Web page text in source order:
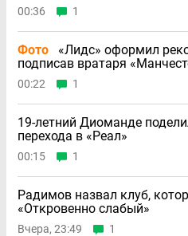
00:36 1
Фото
«Лидс» оформил
подписав вратаря
00:22 1
19-летний Диоманде
перехода в «Реал»
00:15 1
Радимов назвал клуб,
«Откровенно слабый»
Вчера, 23:49 1